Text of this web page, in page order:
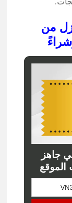
من
جاهز